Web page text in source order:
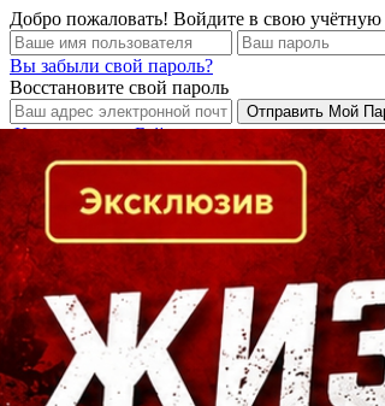
Добро пожаловать! Войдите в свою учётную
Вы забыли свой пароль?
Восстановите свой пароль
Кто есть кто в Байкальском регионе